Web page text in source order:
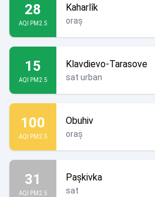
28
AQI PM2.5
Kaharlîk
oraș
15
AQI PM2.5
Klavdievo-Tarasove
sat urban
100
AQI PM2.5
Obuhiv
oraș
31
AQI PM2.5
Pașkivka
sat